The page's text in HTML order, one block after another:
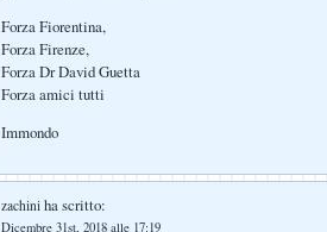
Forza Fiorentina,
Forza Firenze,
Forza Dr David Guetta
Forza amici tutti
Immondo
zachini ha scritto:
Dicembre 31st, 2018 alle 17:19